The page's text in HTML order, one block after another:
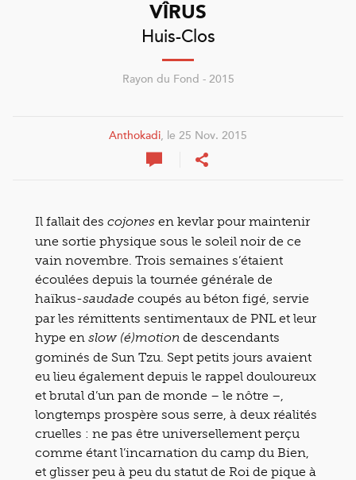
VÎRUS
Huis-Clos
Rayon du Fond - 2015
Anthokadi, le 25 Nov. 2015
Il fallait des cojones en kevlar pour maintenir
une sortie physique sous le soleil noir de ce
vain novembre. Trois semaines s’étaient
écoulées depuis la tournée générale de
haïkus-saudade coupés au béton figé, servie
par les rémittents sentimentaux de PNL et leur
hype en slow (é)motion de descendants
gominés de Sun Tzu. Sept petits jours avaient
eu lieu également depuis le rappel douloureux
et brutal d’un pan de monde – le nôtre –,
longtemps prospère sous serre, à deux réalités
cruelles : ne pas être universellement perçu
comme étant l’incarnation du camp du Bien,
et glisser peu à peu du statut de Roi de pique à